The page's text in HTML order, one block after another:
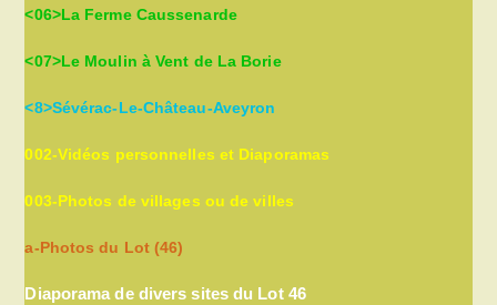
<06>La Ferme Caussenarde
<07>Le Moulin à Vent de La Borie
<8>Sévérac-Le-Château-Aveyron
002-Vidéos personnelles et Diaporamas
003-Photos de villages ou de villes
a-Photos du Lot (46)
Diaporama de divers sites du Lot 46